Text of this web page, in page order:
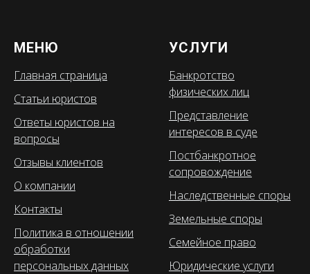
МЕНЮ
Главная страница
Статьи юристов
Ответы юристов на
вопросы
Отзывы клиентов
О компании
Контакты
Политика в отношении
обработки
персональных данных
УСЛУГИ
Банкротство
физических лиц
Представление
интересов в суде
Постбанкротное
сопровождение
Наследственные споры
Земельные споры
Семейное право
Юридические услуги